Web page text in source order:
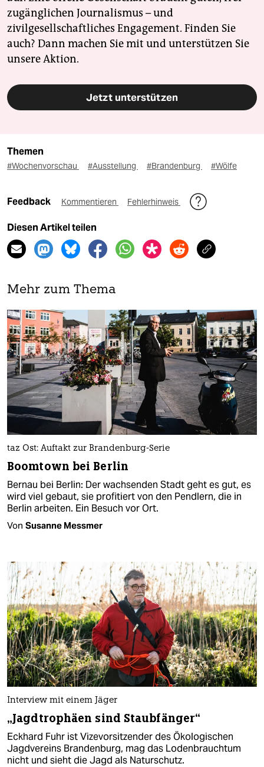
zugänglichen Journalismus – und
zivilgesellschaftliches Engagement. Finden Sie
auch? Dann machen Sie mit und unterstützen Sie
unsere Aktion.
Jetzt unterstützen
Themen
#Wochenvorschau #Ausstellung #Brandenburg #Wölfe
Feedback Kommentieren Fehlerhinweis
Diesen Artikel teilen
Mehr zum Thema
taz Ost: Auftakt zur Brandenburg-Serie
Boomtown bei Berlin
Bernau bei Berlin: Der wachsenden Stadt geht es gut, es
wird viel gebaut, sie profitiert von den Pendlern, die in
Berlin arbeiten. Ein Besuch vor Ort.
Von Susanne Messmer
Interview mit einem Jäger
„Jagdtrophäen sind Staubfänger“
Eckhard Fuhr ist Vizevorsitzender des Ökologischen
Jagdvereins Brandenburg, mag das Lodenbrauchtum
nicht und sieht die Jagd als Naturschutz.